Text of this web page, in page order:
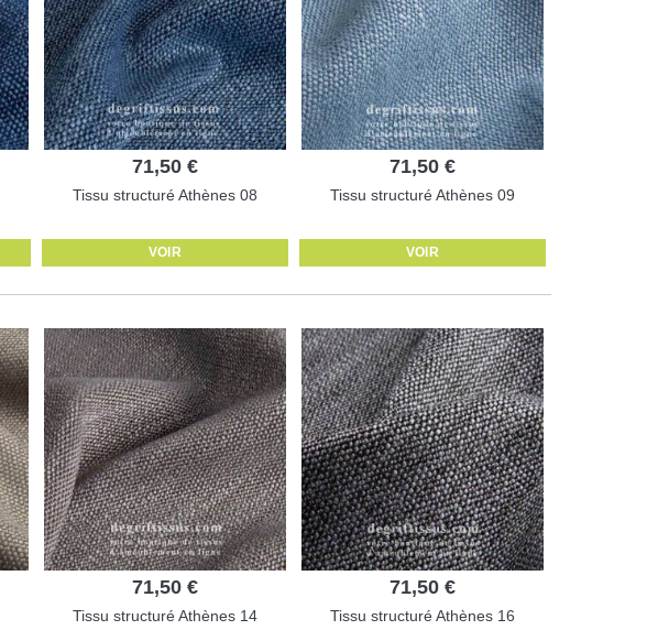
71,50 €
Tissu structuré Athènes 08
VOIR
71,50 €
Tissu structuré Athènes 09
VOIR
71,50 €
Tissu structuré Athènes 14
71,50 €
Tissu structuré Athènes 16